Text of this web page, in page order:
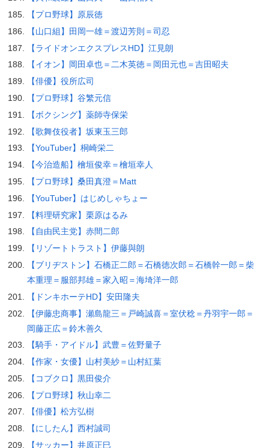
【プロ野球】原辰徳
【山口組】田岡一雄＝渡辺芳則＝司忍
【ライドオンエクスプレスHD】江見朗
【イオン】岡田卓也＝二木英徳＝岡田元也＝吉田昭夫
【俳優】役所広司
【プロ野球】谷繁元信
【ボクシング】薬師寺保栄
【歌舞伎役者】坂東玉三郎
【YouTuber】桐崎栄二
【今治造船】檜垣俊幸＝檜垣幸人
【プロ野球】桑田真澄＝Matt
【YouTuber】はじめしゃちょー
【料理研究家】栗原はるみ
【自由民主党】赤間二郎
【リゾートトラスト】伊藤與朗
【ブリヂストン】石橋正二郎＝石橋徳次郎＝石橋幹一郎＝柴
本重理＝服部邦雄＝家入昭＝海埼洋一郎
【ドンキホーテHD】安田隆夫
【伊藤忠商事】瀬島龍三＝戸崎誠喜＝室伏稔＝丹羽宇一郎＝
岡藤正広＝鈴木善久
【騎手・アイドル】武豊＝佐野量子
【作家・女優】山村美紗＝山村紅葉
【コブクロ】黒田俊介
【プロ野球】秋山幸二
【俳優】松方弘樹
【にしたん】西村誠司
【サッカー】井原正巳